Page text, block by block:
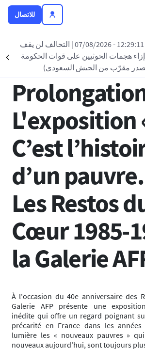
للاتصال
| التحالف لن يقف
هجمات الحوثيين على قوات الحكومة
مقرّب من الجيش السعودي)
القائمة
L'exposition
C’est
d’un
Les Restos
Cœur 1985-
la Galerie
À l'occasion du 40e anniversaire des
Galerie AFP présente une
inédite qui offre un regard poignant
précarité en France dans les
lumière les « nouveaux pauvres »
nouveaux aujourd'hui, sont toujours